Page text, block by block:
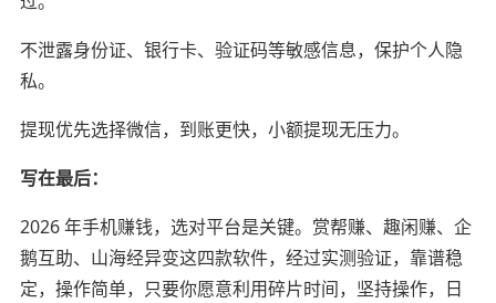
不泄露身份证、银行卡、验证码等敏感信息，保护个人隐
私。
提现优先选择微信，到账更快，小额提现无压力。
写在最后：
2026 年手机赚钱，选对平台是关键。赏帮赚、趣闲赚、企
鹅互助、山海经异变这四款软件，经过实测验证，靠谱稳
定，操作简单，只要你愿意利用碎片时间，坚持操作，日